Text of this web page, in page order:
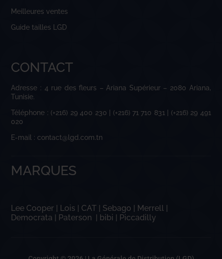
Meilleures ventes
Guide tailles LGD
CONTACT
Adresse : 4 rue des fleurs – Ariana Supérieur – 2080 Ariana,
Tunisie.
Téléphone : (+216) 29 400 230 | (+216) 71 710 831 | (+216) 29 491
020
E-mail : contact@lgd.com.tn
MARQUES
Lee Cooper | Lois | CAT | Sebago | Merrell |
Democrata | Paterson | bibi | Piccadilly